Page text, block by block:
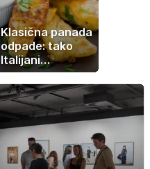
Klasična panada
odpade: tako
Italijani
pripravijo
slastne ocvrte
bučke